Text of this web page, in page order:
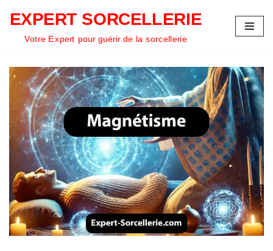
EXPERT SORCELLERIE
Votre Expert pour guérir de la sorcellerie